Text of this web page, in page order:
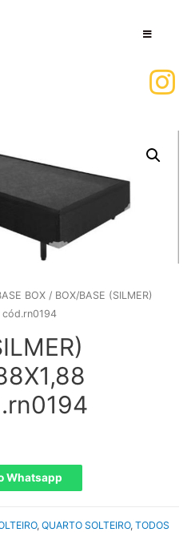
BOX / BOX/BASE (SILMER)
cód.rn0194
Whatsapp
, QUARTO SOLTEIRO, TODOS